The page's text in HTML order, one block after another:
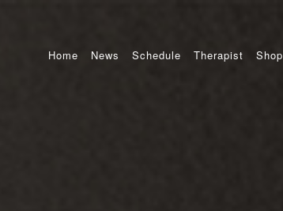
Home News Schedule Therapist Shop